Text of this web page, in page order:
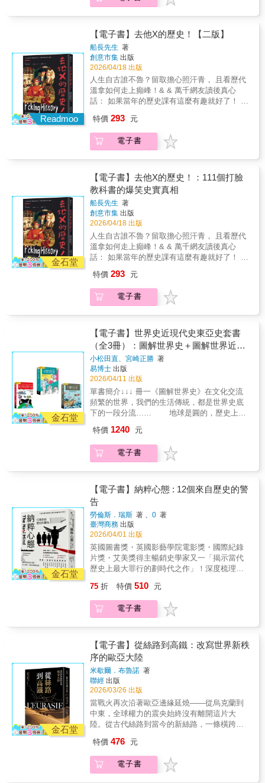
家 這是一本引人入勝、令人耳目一新的作
品，探討英國從十六世紀廚房到當代食物正義
費的歷史。《剩餘的滋味》展現了：食物浪費
存在於所有時代，但很少是出於本意。——瑞
胡菈．依絲文／《英式家庭經典烘焙》作
者 埃莉諾‧巴尼特是少見的一類人……真正
懂得寫作的學者。——丹・瓊斯／《權力與王
座》作者 巴尼特特別擅長挑選具體、帶幽
默感的例子消除人們對過往的陌生感；這項能
@historyeats磨練成熟。她靈巧而自信的文
筆，讓這本書讀來令人欲罷不能（可以這麼
說），同時又不失嚴謹與深度。很明顯，她熱
愛自己書寫的主題，她的熱情也極具感染力。
是一部歷史回顧，更是一本屬於我們這個時代
的書。——《觀察家》雜誌 既切合時代，
又引人入勝……兼具知識性與娛樂性。——
《美味》雜誌 巴尼特橫跨數個世紀直至當
代，描述了新冠疫情對從塔斯馬尼亞到托基之
間的農場、商店、倉庫、超市造成的全球性影
響。她是一位不知疲倦的研究者，同時也以許
多精采故事讓讀者始終保持閱讀興致。——
《週日郵報》 再沒有比這更切合時宜的
了……一次非常易讀的深度探索。——
《Olive》雜誌 這是一本引人入勝的新
書……巴尼特展現了以主題脈絡串聯不同時代
的高超能力。——《泰晤士文學增刊》
浪費和保存如何塑造了我們的今日世界──眼看
也將決定我們的未來生活。這不僅是一部人類
食物史的回顧，也是一場關於環境永續和社會
問題的反思之旅。 你吃什麼會定義你，你浪費
的食物也會定義你。If you are what you eat,
you are also what you throw away. ★★★★媒
體好評★★★★★ 我狼吞虎嚥地讀完了這
本美味的書，就像飢腸轆轆吃下一盤馬鈴薯高
麗菜煎餅佐黑刺李酸辣醬般過癮。——崔斯特
縝密，內容豐富，埃莉諾‧巴尼特將剩食真正變
成了一場盛宴。——安妮・葛雷／飲食史學
家 這是一本引人入勝、令人耳目一新的作
運動、環境議題與全球化背景下食物保存與浪
費的歷史。《剩餘的滋味》展現了：食物浪費
存在於所有時代，但很少是出於本意。——瑞
胡菈．依絲文／《英式家庭經典烘焙》作
者 埃莉諾‧巴尼特是少見的一類人……真正
懂得寫作的學者。——丹・瓊斯／《權力與王
座》作者 巴尼特特別擅長挑選具體、帶幽
默感的例子消除人們對過往的陌生感；這項能
@historyeats磨練成熟。她靈巧而自信的文
筆，讓這本書讀來令人欲罷不能（可以這麼
說），同時又不失嚴謹與深度。很明顯，她熱
愛自己書寫的主題，她的熱情也極具感染力。
是一部歷史回顧，更是一本屬於我們這個時代
的書。——《觀察家》雜誌 既切合時代，
又引人入勝……兼具知識性與娛樂性。——
《美味》雜誌 巴尼特橫跨數個世紀直至當
代，描述了新冠疫情對從塔斯馬尼亞到托基之
間的農場、商店、倉庫、超市造成的全球性影
響。她是一位不知疲倦的研究者，同時也以許
多精采故事讓讀者始終保持閱讀興致。——
《週日郵報》 再沒有比這更切合時宜的
了……一次非常易讀的深度探索。——
《Olive》雜誌 這是一本引人入勝的新
書……巴尼特展現了以主題脈絡串聯不同時代
的高超能力。——《泰晤士文學增刊》
瑞引導我們走過石器時代、經歷《聖經》正典
化、印刷術的發明、大眾媒體的興起、以及民
粹主義的重燃……例舉了羅馬帝國、秦帝國、
天主教會、蘇聯等體制如何利用資訊技術來實
現目標，無論是好是壞。資訊，既不是真理真
相的原料，也不只是權力與武器；《連結》探
索了許多極端之間、充滿希望的中間立場，在
鐵幕落下、矽幕升起之際，重新發現我們共有
的人性。※《連結（增訂版）》係根據2025年9
作者〈後記〉。封面鴿子圖案的意義：一、鴿
子是電報發明以前，最快速的資訊傳遞工具。
二、在《聖經》故事裡，鴿子、橄欖枝與彩
虹，都是象徵和平與寬容的符號。三、本書第1
章〈資訊是什麼？〉提到1918年的軍信鴿「謝
爾阿米」，交纏了歷史事實與虛構故事，正代
表了人類大歷史的本質。
Readmoo
【電子書】去他X的歷史！【二版】
船長先生 著
創意市集 出版
2026/04/18 出版
人生自古誰不魯？留取擔心照汗青， 且看歷代
溫拿如何走上癲峰！& & 萬千網友讀後真心
話： 如果當年的歷史課有這麼有趣就好了！ 回
（下次先把浸過你香水的東西送過去吧） 原來
天生臭臉其實很有市場（所以不用勉強自己
笑，驕傲地擺出它） 原來幽默感真的能救你一
以選擇吃腋下的蘋果，或帶把劍） 原來跟有權
有勢的女人上床並不是個好主意（你可能會被
驗身，或直接翹辮子） IG粉絲４８萬、推特追
蹤超過１０萬，人氣歷史研究家船長先生， 用
歡樂搞笑、明智理性、殘酷誠實的文字，賦予
了歷史新的生命，連接起了過去和現在， 將歷
史帶入你的生命中，讓那些奇葩離奇的事蹟，
都成為你做出下個選擇的參考和指引。 ─ 有人
愛兔成痴到自以為能生出兔子，你還覺得那些
寵物把拔馬麻太誇張？ ─ 英國男人會把愛人的
你的愛？ ─&愛德華八世為了愛人而放棄王位，
而你卻在大賣場的垃圾出清區找情人節禮物？
─ 愛迪生夫婦用摩斯密碼安靜傳情，你們這對
奧地利畫家和前女友造型的娃娃處了二十三年
才走出情傷，你不趕快把前任的東西丟了，還
在妄想他會回來找你？ 歷史總是意外地相似──
古代的人們和我們其實有著令人驚奇的關聯
性，而不了解歷史的人，注定要重蹈覆轍。 與
其向命運認輸，不如向歷史上的溫拿前輩們學
習，並仿效那些狠角色，給命運點顏色瞧瞧！
方法都告訴你了，還他X的楞在那邊做什麼？是
歷史昏昏欲睡的你 ☑ 對奇葩史料興致勃勃的你
彩人生的你 ☑ 還有那邊那個你！不要懷疑、不
要轉頭，就是你！
特價 293 元
電子書
金石堂
【電子書】去他X的歷史！：111個打臉
教科書的爆笑史實真相
船長先生 著
創意市集 出版
2026/04/18 出版
人生自古誰不魯？留取擔心照汗青， 且看歷代
溫拿如何走上癲峰！& & 萬千網友讀後真心
話： 如果當年的歷史課有這麼有趣就好了！ 回
（下次先把浸過你香水的東西送過去吧） 原來
天生臭臉其實很有市場（所以不用勉強自己
笑，驕傲地擺出它） 原來幽默感真的能救你一
以選擇吃腋下的蘋果，或帶把劍） 原來跟有權
有勢的女人上床並不是個好主意（你可能會被
驗身，或直接翹辮子） IG粉絲４８萬、推特追
蹤超過１０萬，人氣歷史研究家船長先生， 用
歡樂搞笑、明智理性、殘酷誠實的文字，賦予
了歷史新的生命，連接起了過去和現在， 將歷
史帶入你的生命中，讓那些奇葩離奇的事蹟，
都成為你做出下個選擇的參考和指引。 ─ 有人
愛兔成痴到自以為能生出兔子，你還覺得那些
寵物把拔馬麻太誇張？ ─ 英國男人會把愛人的
你的愛？ ─&愛德華八世為了愛人而放棄王位，
而你卻在大賣場的垃圾出清區找情人節禮物？
─ 愛迪生夫婦用摩斯密碼安靜傳情，你們這對
奧地利畫家和前女友造型的娃娃處了二十三年
才走出情傷，你不趕快把前任的東西丟了，還
在妄想他會回來找你？ 歷史總是意外地相似──
古代的人們和我們其實有著令人驚奇的關聯
性，而不了解歷史的人，注定要重蹈覆轍。 與
其向命運認輸，不如向歷史上的溫拿前輩們學
習，並仿效那些狠角色，給命運點顏色瞧瞧！
方法都告訴你了，還他X的楞在那邊做什麼？是
歷史昏昏欲睡的你 ☑ 對奇葩史料興致勃勃的你
彩人生的你 ☑ 還有那邊那個你！不要懷疑、不
要轉頭，就是你！
特價 293 元
電子書
金石堂
【電子書】世界史近現代史東亞史套書
（全3冊）：圖解世界史＋圖解世界近現
代史＋圖解東亞史
小松田直、宮崎正勝 著
易博士 出版
2026/04/11 出版
單書簡介↓↓↓ 冊一《圖解世界史》在文化交流
頻繁的世界，我們的生活傳統，都是世界史底
下的一段分流…… 地球是圓的，歷史上的
家能夠獨善其身，不與世界接軌。自古以來東
西往來就相當頻繁，透過貿易與侵略，世界各
地彼此交流，無論是物質還是精神，我們的生
世界史不只是他國他人的過去，沿著文化脈絡
溯源，每個人的身上都是一則世界史的總結。
本書以交流、跨界為核心，跳脫過去一時一地
的框架，詳細敘述自有人類以來，世界是如何
變革、重組與融合，從政治、經濟、戰爭到宗
教、思想、文化，各個層面都有解說，將世界
千年來的變遷盡收眼底，並且特別列出中國與
日本的歷史做為參照。帶領讀者掌握世界的發
展脈絡，回首過去、反思現在，跨出腳步，翻
出歷史新頁！ 冊二《圖解世界近現代史》綜觀
的崛起與衰落，洞悉十八世紀以來局勢變化的
軌跡，認識當前處境，迎接世界新格局。 現代
的歷史不是單獨存在的，必須放在近三百年的
合、多國內戰與極端主義的文化衝突等局勢變
化讓人難以通盤理解，但透過歷史可以究其根
源、洞悉事件的來龍去脈，解讀錯綜複雜的國
際情勢，進一步預見未來。 歷史是過去傳到未
來的回音，是未來投射在過去的倒影。近現代
史含括了去今未遠的歷史事件，和眼前的世界
密切相關，有助於認識當前自身的處境，並思
索人類的明天。史學家克羅齊曾說：「一切真
史緊密地聯繫著，做為一個現代人，不能不了
來，世界面臨一連串的變化，從工業革命的發
生、大戰前後各國勢力的消長、民族主義在殖
特價 1240 元
電子書
金石堂
【電子書】納粹心態 : 12個來自歷史的警
告
勞倫斯．瑞斯 著 、0 著
臺灣商務 出版
2026/04/01 出版
英國圖書獎・英國影藝學院電影獎・國際紀錄
片獎・艾美獎得主暢銷史學家又一「揭示當代
歷史上最大罪行的劃時代之作」！深度梳理納
是如何從邊緣走向主流？為什麼能吸引大批追
隨者？勞倫斯‧瑞斯追查這些思想怎會形成、擴
散，並最終釀成悲劇，以及為何我們在今天仍
與死亡營的主事者為何會心甘情願——往往還
滿懷熱忱地——主導大屠殺？德國老百姓當時
又怎會放任他們宰割猶太人？暢銷作家勞倫斯‧
瑞斯結合歷史與心理學最新研究，以《納粹心
態》破解納粹與大屠殺的難解之謎。 作者
最後將潛入黑暗，說明這些人是如何、為何有
辦法犯下世界史上最令人髮指的罪行。並以
「十二個警告」為鏡，自「他我」之分步步梳
理至持續升溫的種族仇恨，追溯納粹從興起至
最後衰亡的歷程，同時提醒我們應於當代領袖
曾公開過的證詞，讓納粹分子與在納粹體制下
成長的民眾現身說法，搭配嚴謹的心理學知
75 折 特價 510 元
電子書
金石堂
【電子書】從絲路到高鐵：改寫世界新秩
序的歐亞大陸
米歇爾．布魯諾 著
聯經 出版
2026/03/26 出版
當戰火再次沿著歐亞邊緣延燒——從烏克蘭到
中東，全球權力的震央始終沒有離開這片大
陸。從古代絲路到當今的新絲路，一條橫跨歐
球秩序的從來不是單一大國，而是連結它們、
牽動文明與資源的那片土地。要理解國際局
勢，掌握未來的地緣政治，臺灣必須看懂歐亞
特價 476 元
電子書